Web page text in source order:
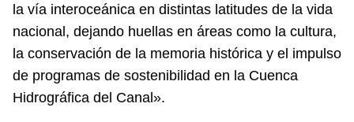
la vía interoceánica en distintas latitudes de la vida
nacional, dejando huellas en áreas como la cultura,
la conservación de la memoria histórica y el impulso
de programas de sostenibilidad en la Cuenca
Hidrográfica del Canal».